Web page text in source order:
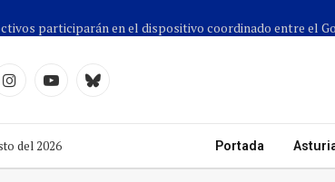
InstagramYouTubeCielo
del 2026 Portada